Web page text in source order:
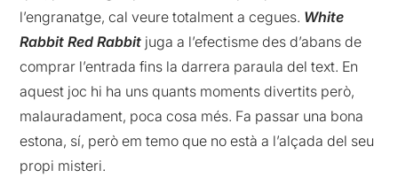
l’engranatge, cal veure totalment a cegues. White
Rabbit Red Rabbit juga a l’efectisme des d’abans de
comprar l’entrada fins la darrera paraula del text. En
aquest joc hi ha uns quants moments divertits però,
malauradament, poca cosa més. Fa passar una bona
estona, sí, però em temo que no està a l’alçada del seu
propi misteri.